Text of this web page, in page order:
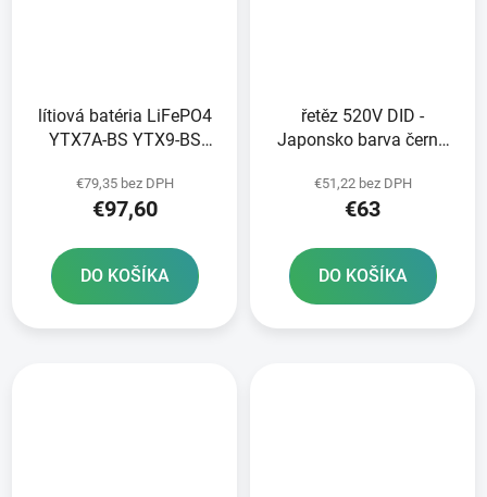
lítiová batéria LiFePO4
YTX7A-BS YTX9-BS
3Ah 180A hmotnosť 0
65 kg 150x87x93
€79,35 bez DPH
€97,60
DO KOŠÍKA
řetěz 520V DID -
Japonsko barva černá
€51,22 bez DPH
€63
DO KOŠÍKA